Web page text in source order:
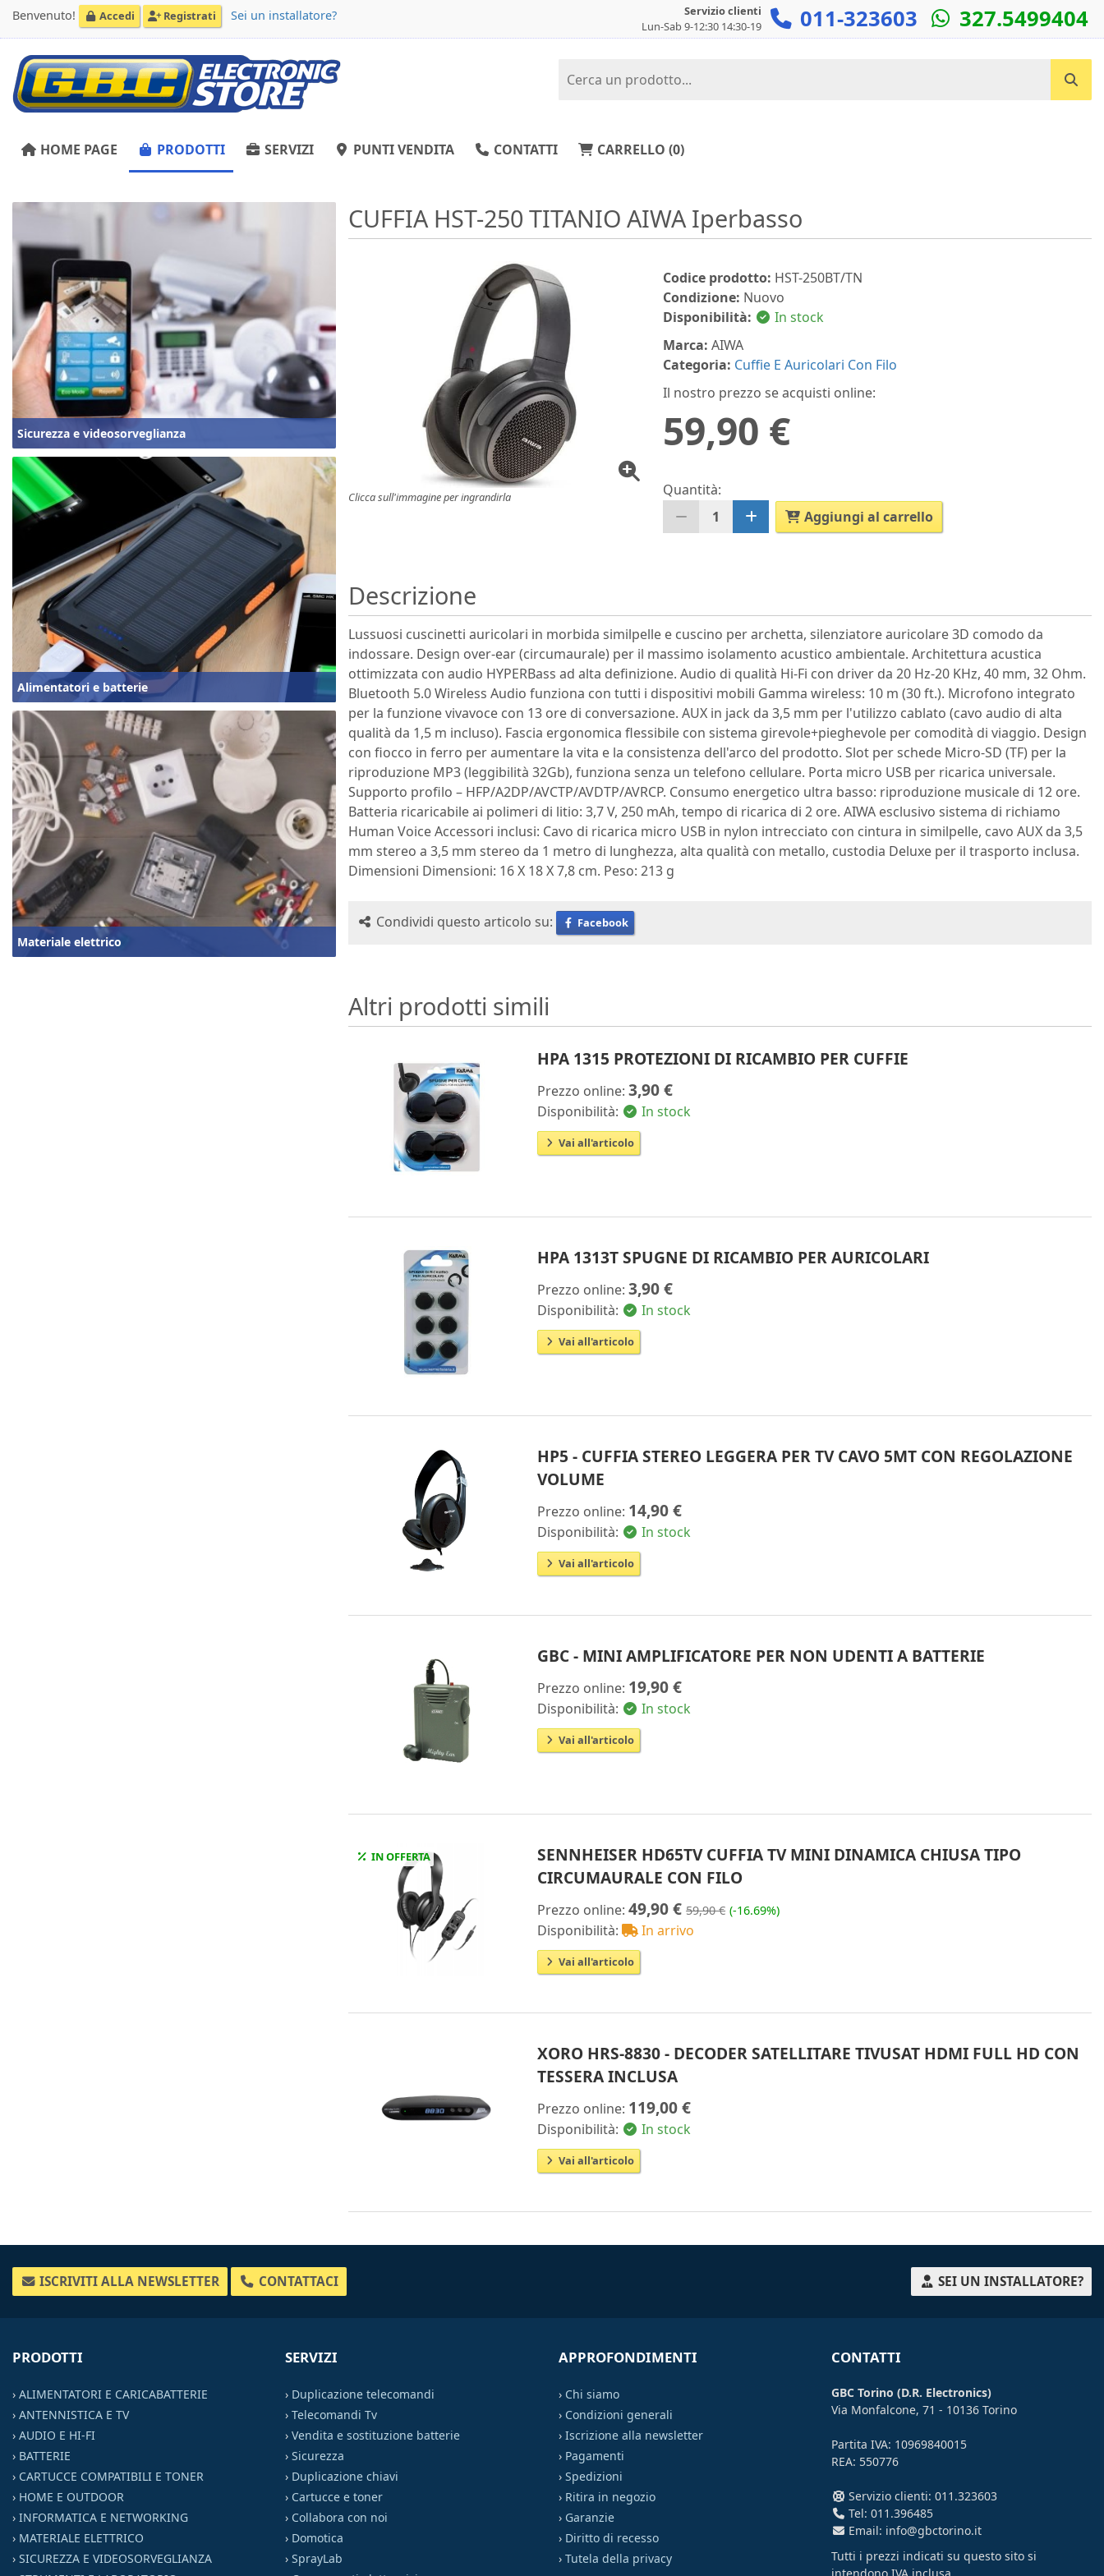
Benvenuto! Accedi Registrati Sei un installatore?
Servizio clienti
Lun-Sab 9-12:30 14:30-19
011-323603 327.5499404
Cerca un prodotto...
HOME PAGE PRODOTTI SERVIZI PUNTI VENDITA CONTATTI CARRELLO (0)
Sicurezza e videosorveglianza
Alimentatori e batterie
Materiale elettrico
CUFFIA HST-250 TITANIO AIWA Iperbasso
Clicca sull'immagine per ingrandirla
Codice prodotto: HST-250BT/TN
Condizione: Nuovo
Disponibilità:
In stock
Marca: AIWA
Categoria: Cuffie E Auricolari Con Filo
Il nostro prezzo se acquisti online:
59,90 €
Quantità:
1
Aggiungi al carrello
Descrizione
Lussuosi cuscinetti auricolari in morbida similpelle e cuscino per archetta, silenziatore auricolare 3D comodo da
indossare. Design over-ear (circumaurale) per il massimo isolamento acustico ambientale. Architettura acustica
ottimizzata con audio HYPERBass ad alta definizione. Audio di qualità Hi-Fi con driver da 20 Hz-20 KHz, 40 mm, 32 Ohm.
Bluetooth 5.0 Wireless Audio funziona con tutti i dispositivi mobili Gamma wireless: 10 m (30 ft.). Microfono integrato
per la funzione vivavoce con 13 ore di conversazione. AUX in jack da 3,5 mm per l'utilizzo cablato (cavo audio di alta
qualità da 1,5 m incluso). Fascia ergonomica flessibile con sistema girevole+pieghevole per comodità di viaggio. Design
con fiocco in ferro per aumentare la vita e la consistenza dell'arco del prodotto. Slot per schede Micro-SD (TF) per la
riproduzione MP3 (leggibilità 32Gb), funziona senza un telefono cellulare. Porta micro USB per ricarica universale.
Supporto profilo – HFP/A2DP/AVCTP/AVDTP/AVRCP. Consumo energetico ultra basso: riproduzione musicale di 12 ore.
Batteria ricaricabile ai polimeri di litio: 3,7 V, 250 mAh, tempo di ricarica di 2 ore. AIWA esclusivo sistema di richiamo
Human Voice Accessori inclusi: Cavo di ricarica micro USB in nylon intrecciato con cintura in similpelle, cavo AUX da 3,5
mm stereo a 3,5 mm stereo da 1 metro di lunghezza, alta qualità con metallo, custodia Deluxe per il trasporto inclusa.
Dimensioni Dimensioni: 16 X 18 X 7,8 cm. Peso: 213 g
Condividi questo articolo su: Facebook
Altri prodotti simili
HPA 1315 PROTEZIONI DI RICAMBIO PER CUFFIE
Prezzo online:3,90 €
Disponibilità: In stock
Vai all'articolo
HPA 1313T SPUGNE DI RICAMBIO PER AURICOLARI
Prezzo online:3,90 €
Disponibilità: In stock
Vai all'articolo
HP5 - CUFFIA STEREO LEGGERA PER TV CAVO 5MT CON REGOLAZIONE
VOLUME
Prezzo online: 14,90 €
Disponibilità: In stock
Vai all'articolo
GBC - MINI AMPLIFICATORE PER NON UDENTI A BATTERIE
Prezzo online: 19,90 €
Disponibilità: In stock
Vai all'articolo
IN OFFERTA
SENNHEISER HD65TV CUFFIA TV MINI DINAMICA CHIUSA TIPO
CIRCUMAURALE CON FILO
Prezzo online:49,90 € 59,90 € (-16.69%)
Disponibilità: In arrivo
Vai all'articolo
XORO HRS-8830 - DECODER SATELLITARE TIVUSAT HDMI FULL HD CON
TESSERA INCLUSA
Prezzo online: 119,00 €
Disponibilità: In stock
Vai all'articolo
ISCRIVITI ALLA NEWSLETTER CONTATTACI SEI UN INSTALLATORE?
PRODOTTI
› ALIMENTATORI E CARICABATTERIE
› ANTENNISTICA E TV
› AUDIO E HI-FI
› BATTERIE
› CARTUCCE COMPATIBILI E TONER
› HOME E OUTDOOR
› INFORMATICA E NETWORKING
› MATERIALE ELETTRICO
› SICUREZZA E VIDEOSORVEGLIANZA
SERVIZI
› Duplicazione telecomandi
›Telecomandi Tv
›Vendita e sostituzione batterie
›Sicurezza
› Duplicazione chiavi
› Cartucce e toner
› Collabora con noi
› Domotica
›SprayLab
APPROFONDIMENTI
› Chi siamo
› Condizioni generali
› Iscrizione alla newsletter
› Pagamenti
› Spedizioni
› Ritira in negozio
› Garanzie
› Diritto di recesso
› Tutela della privacy
CONTATTI
GBC Torino (D.R. Electronics)
Via Monfalcone, 71 - 10136 Torino
Partita IVA: 10969840015
REA: 550776
Servizio clienti: 011.323603
Tel: 011.396485
Email: info@gbctorino.it
Tutti i prezzi indicati su questo sito si